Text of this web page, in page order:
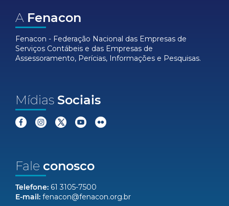
A Fenacon
Fenacon - Federação Nacional das Empresas de
Serviços Contábeis e das Empresas de
Assessoramento, Perícias, Informações e Pesquisas.
Mídias Sociais
Fale conosco
Telefone: 61 3105-7500
E-mail: fenacon@fenacon.org.br